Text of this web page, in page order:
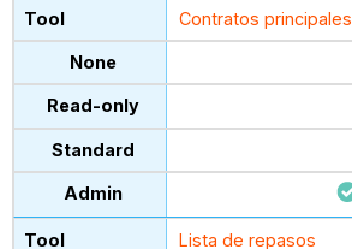
Contratos principales
Lista de repasos